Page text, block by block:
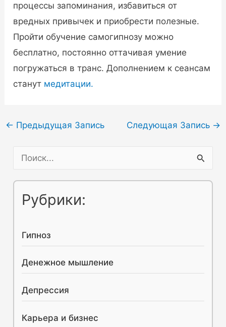
процессы запоминания, избавиться от
вредных привычек и приобрести полезные.
Пройти обучение самогипнозу можно
бесплатно, постоянно оттачивая умение
погружаться в транс. Дополнением к сеансам
станут медитации.
Навигация
записям
← Предыдущая Запись Следующая Запись →
Рубрики:
Гипноз
Денежное мышление
Депрессия
Карьера и бизнес